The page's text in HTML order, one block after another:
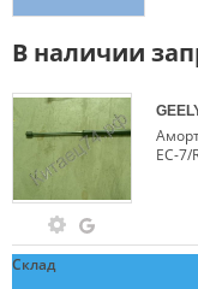
В наличии
EC-7/
Склад